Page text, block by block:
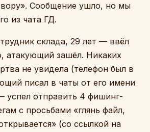
Сообщение ушло, но мы
из чата ГД.
склада, 29 лет — ввёл
атакующий зашёл. Никаких
не увидела (телефон был в
писал в чаты от его имени
успел отправить 4 фишинг-
с просьбами «глянь файл,
(со ссылкой на